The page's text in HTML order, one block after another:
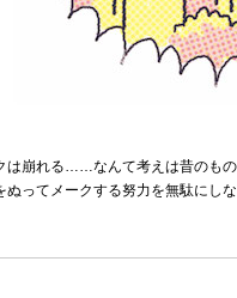
は崩れる……なんて考えは昔のも
ぬってメークする努力を無駄にし